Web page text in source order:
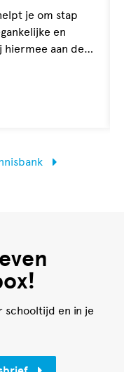
je om stap
en
hiermee aan de
schooltijd en in je